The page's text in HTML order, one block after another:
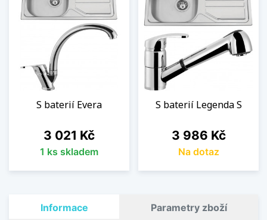
S baterií Evera
Cena
3 021 Kč
1 ks skladem
S baterií Legenda S
Cena
3 986 Kč
Na dotaz
Informace Parametry zboží